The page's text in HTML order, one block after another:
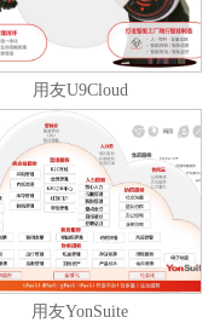
用友U9Cloud
用友YonSuite